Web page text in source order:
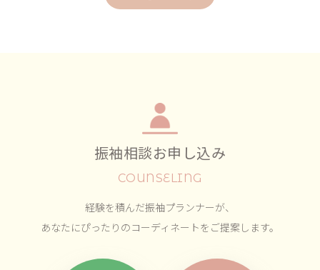
振袖相談お申し込み
COUNSELING
経験を積んだ振袖プランナーが、
あなたにぴったりのコーディネートをご提案します。